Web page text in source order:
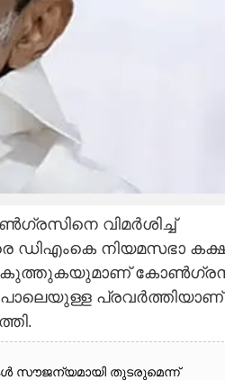
വിമര്‍ശിച്ച്
ഡിഎംകെ നിയമസഭാ
കുത്തുകയുമാണ്
പ്രവര്‍ത്തിയാണ്
സൗജന്യമായി തുടരുമെന്ന്